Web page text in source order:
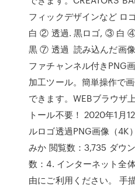
フィックデザインなど ロ
白 ② 透過. 黒ロゴ, ③ 白
黒 ⑦ 透過 読み込んだ画
ファチャンネル付きPNG
加工ツール。簡単操作で
できます。WEBブラウザ
トール不要！ 2020年1月
ルロゴ透過PNG画像（4K
みか 閲覧数：3,735 ダウ
数：4. インターネット全
由にご利用ください。 手